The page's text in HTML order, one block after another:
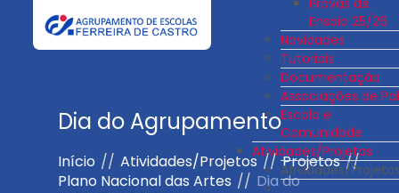
Ensaio 25/26
Novidades
Tutoriais
Documentação
Associações de
Escola e
Comunidade
Atividades/Projetos
Atividades/
Dia do Agrupamento
Início // Atividades/Projetos //Projetos //
Plano Nacional das Artes // Dia do